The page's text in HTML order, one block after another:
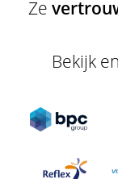
Ze
Bekijk